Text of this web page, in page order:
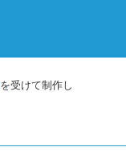
を受けて制作し